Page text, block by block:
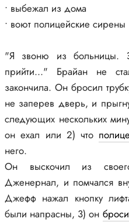
• выбежал из дома
• воют полицейские сирены
"Я звоню из больницы.
прийти..." Брайан не
закончила. Он бросил
не заперев дверь, и
следующих нескольких
он ехал или 2) что
него.
Он выскочил из
Дженернал, и помчался
Джефф нажал кнопку
были напрасны, 3) он